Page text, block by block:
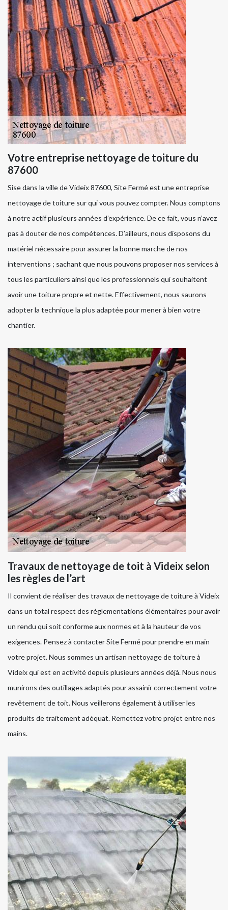
Votre entreprise nettoyage de toiture du
87600
Sise dans la ville de Videix 87600, Site Fermé est une entreprise
nettoyage de toiture sur qui vous pouvez compter. Nous comptons
à notre actif plusieurs années d’expérience. De ce fait, vous n’avez
pas à douter de nos compétences. D’ailleurs, nous disposons du
matériel nécessaire pour assurer la bonne marche de nos
interventions ; sachant que nous pouvons proposer nos services à
tous les particuliers ainsi que les professionnels qui souhaitent
avoir une toiture propre et nette. Effectivement, nous saurons
adopter la technique la plus adaptée pour mener à bien votre
chantier.
Travaux de nettoyage de toit à Videix selon
les règles de l’art
Il convient de réaliser des travaux de nettoyage de toiture à Videix
dans un total respect des réglementations élémentaires pour avoir
un rendu qui soit conforme aux normes et à la hauteur de vos
exigences. Pensez à contacter Site Fermé pour prendre en main
votre projet. Nous sommes un artisan nettoyage de toiture à
Videix qui est en activité depuis plusieurs années déjà. Nous nous
munirons des outillages adaptés pour assainir correctement votre
revêtement de toit. Nous veillerons également à utiliser les
produits de traitement adéquat. Remettez votre projet entre nos
mains.